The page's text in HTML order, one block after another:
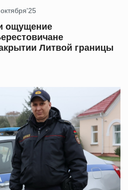
ощущение
Литвой границы